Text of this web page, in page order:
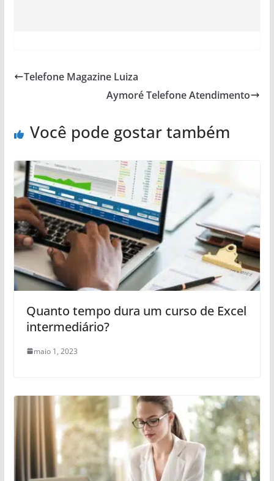
Telefone Magazine Luiza
Aymoré Telefone Atendimento
Você pode gostar também
Quanto tempo dura um curso de Excel
intermediário?
maio 1, 2023